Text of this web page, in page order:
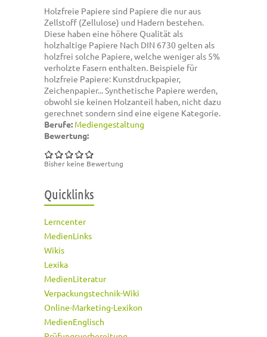
Holzfreie Papiere sind Papiere die nur aus
Zellstoff (Zellulose) und Hadern bestehen.
Diese haben eine höhere Qualität als
holzhaltige Papiere Nach DIN 6730 gelten als
holzfrei solche Papiere, welche weniger als 5%
verholzte Fasern enthalten. Beispiele für
holzfreie Papiere: Kunstdruckpapier,
Zeichenpapier... Synthetische Papiere werden,
obwohl sie keinen Holzanteil haben, nicht dazu
gerechnet sondern sind eine eigene Kategorie.
Berufe: Mediengestaltung
Bewertung:
Bisher keine Bewertung
Quicklinks
Lerncenter
MedienLinks
Wikis
Lexika
MedienLiteratur
Verpackungstechnik-Wiki
Online-Marketing-Lexikon
MedienEnglisch